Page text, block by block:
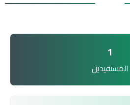
1
المستفيدين